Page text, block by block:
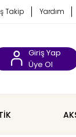
Takip Yardım
Giriş Yap
Üye Ol